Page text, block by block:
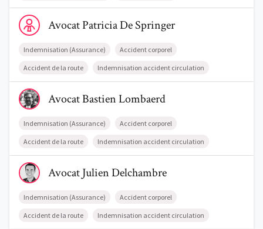
Voir le profil de AvocatPatricia De Springer
AvocatPatriciaDe Springer
Indemnisation (Assurance) Accident corporel
Accident de la route Indemnisation accident circulation
Voir le profil de AvocatBastien Lombaerd
AvocatBastienLombaerd
Indemnisation (Assurance) Accident corporel
Accident de la route Indemnisation accident circulation
Voir le profil de AvocatJulien Delchambre
AvocatJulienDelchambre
Indemnisation (Assurance) Accident corporel
Accident de la route Indemnisation accident circulation